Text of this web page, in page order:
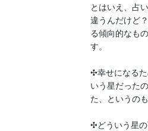
とはいえ、占
違うんだけど
る傾向的なも
す。
✣幸せになる
いう星だった
た、というの
✣どういう星